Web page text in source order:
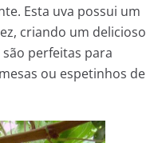
Esta uva possui um
criando um delicioso
perfeitas para
ou espetinhos de